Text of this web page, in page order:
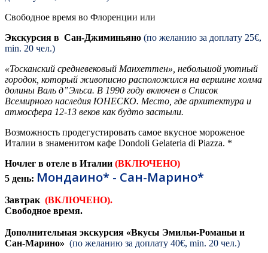
Свободное время во Флоренции или
Экскурсия в Сан-Джиминьяно (по желанию за доплату 25€,
min. 20 чел.)
«Тосканский средневековый Манхеттен», небольшой уютный
городок, который живописно расположился на вершине холма
долины Валь д”Эльса. В 1990 году включен в Список
Всемирного наследия ЮНЕСКО. Место, где архитектура и
атмосфера 12-13 веков как будто застыли.
Возможность продегустировать самое вкусное мороженое
Италии в знаменитом кафе Dondoli Gelateria di Piazza. *
Ночлег в отеле в Италии (ВКЛЮЧЕНО)
5 день: Мондаино* - Сан-Марино*
Завтрак (ВКЛЮЧЕНО).
Свободное время.
Дополнительная экскурсия «Вкусы Эмильи-Романьи и
Сан-Марино» (по желанию за доплату 40€, min. 20 чел.)